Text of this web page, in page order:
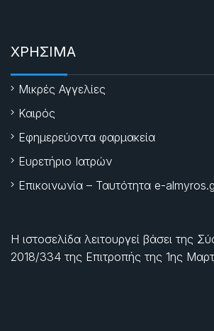
ΧΡΗΣΙΜΑ
Μικρές Αγγελίες
Καιρός
Εφημερεύοντα φαρμακεία
Ευρετήριο Ιατρών
Επικοινωνία – Ταυτότητα e-
Η ιστοσελίδα λειτουργεί βάσει της
2018/334 της Επιτροπής της 1ης